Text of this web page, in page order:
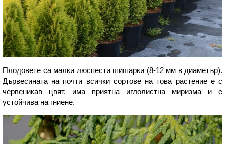
Плодовете са малки люспести шишарки (8-12 мм в диаметър).
Дървесината на почти всички сортове на това растение е с
червеникав цвят, има приятна иглолистна миризма и е
устойчива на гниене.